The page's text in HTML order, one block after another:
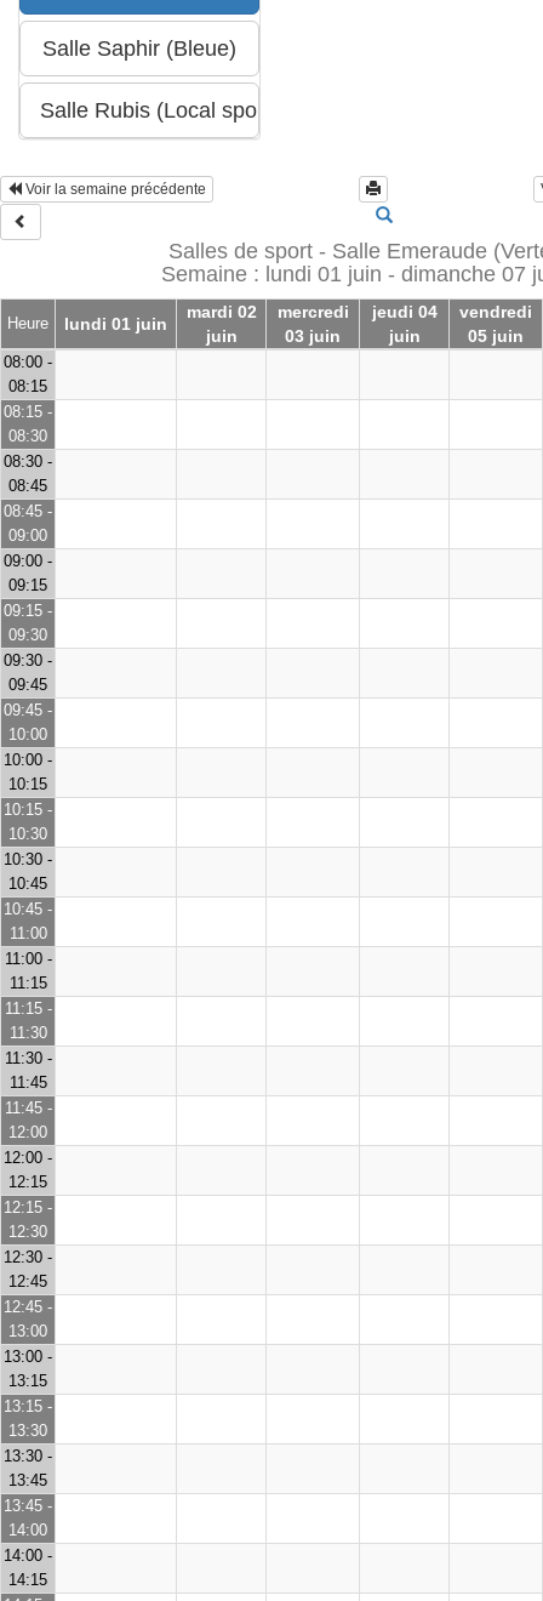
Voir la semaine précédente
Salles de sport - Salle Emeraude
Semaine : lundi 01 juin - dimanche 07
Heure lundi 01 juin
mardi 02
juin
mercredi
03 juin
jeudi 04
juin
vendredi
05 juin
08:00 -
08:15
08:15 -
08:30
08:30 -
08:45
08:45 -
09:00
09:00 -
09:15
09:15 -
09:30
09:30 -
09:45
09:45 -
10:00
10:00 -
10:15
10:15 -
10:30
10:30 -
10:45
10:45 -
11:00
11:00 -
11:15
11:15 -
11:30
11:30 -
11:45
11:45 -
12:00
12:00 -
12:15
12:15 -
12:30
12:30 -
12:45
12:45 -
13:00
13:00 -
13:15
13:15 -
13:30
13:30 -
13:45
13:45 -
14:00
14:00 -
14:15